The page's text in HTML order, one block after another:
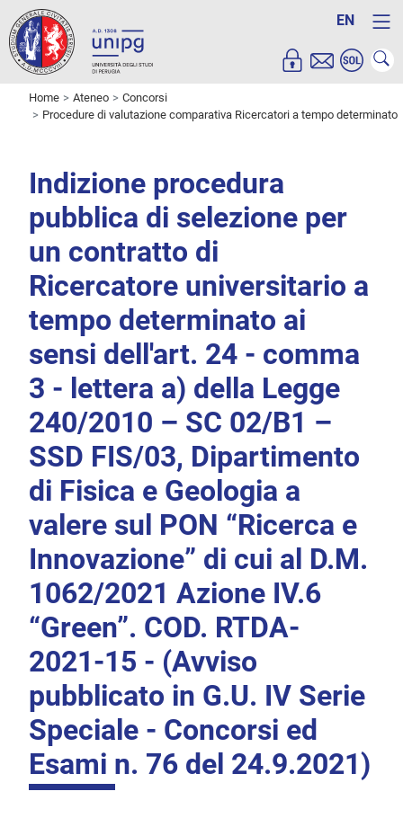
EN
Home Ateneo
Concorsi
Procedure di valutazione comparativa Ricercatori a tempo determinato
Indizione procedura
pubblica di selezione per
un contratto di
Ricercatore universitario a
tempo determinato ai
sensi dell'art. 24 - comma
3 - lettera a) della Legge
240/2010 – SC 02/B1 –
SSD FIS/03, Dipartimento
di Fisica e Geologia a
valere sul PON “Ricerca e
Innovazione” di cui al D.M.
1062/2021 Azione IV.6
“Green”. COD. RTDA-
2021-15 - (Avviso
pubblicato in G.U. IV Serie
Speciale - Concorsi ed
Esami n. 76 del 24.9.2021)